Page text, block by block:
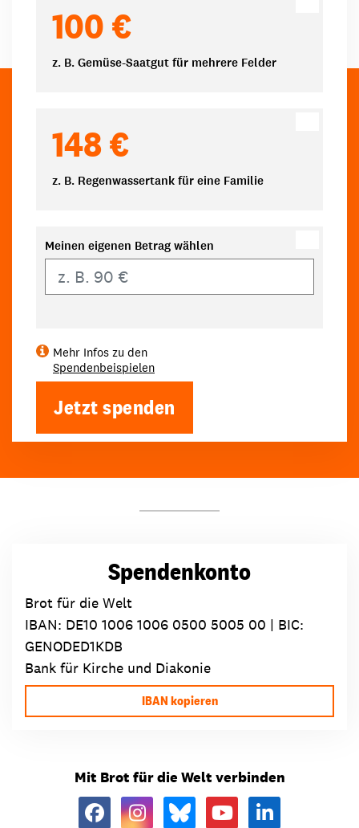
100 €
z. B. Gemüse-Saatgut für mehrere Felder
148 €
z. B. Regenwassertank für eine Familie
Meinen eigenen Betrag wählen
Mehr Infos zu den
Spendenbeispielen
Jetzt spenden
Spendenkonto
Brot für die Welt
IBAN: DE10 1006 1006 0500 5005 00 | BIC:
GENODED1KDB
Bank für Kirche und Diakonie
IBAN kopieren
Mit Brot für die Welt verbinden